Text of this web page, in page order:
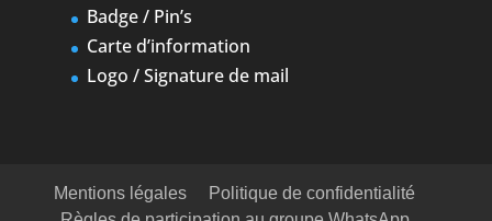
Badge / Pin’s
Carte d’information
Logo / Signature de mail
Mentions légales
Politique de confidentialité